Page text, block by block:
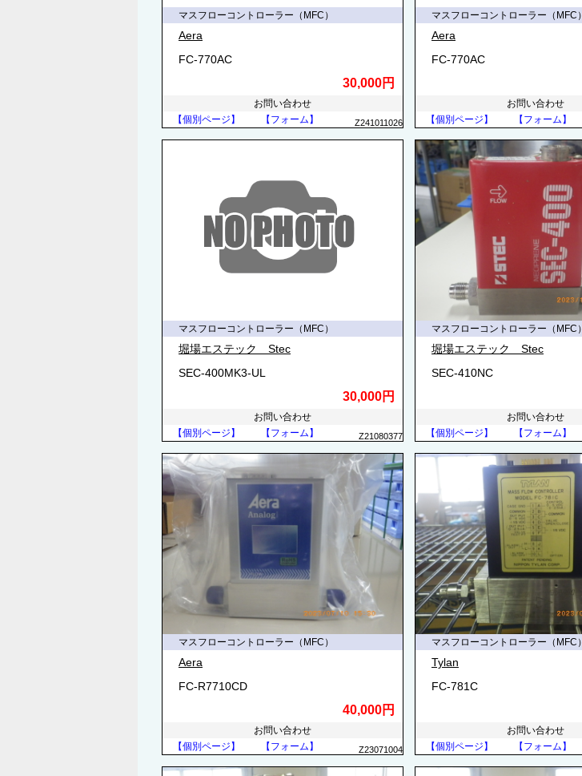
マスフローコントローラー（MFC）
Aera
FC-770AC
30,000円
お問い合わせ
【個別ページ】
【フォーム】 Z241011026
マスフローコントローラー（MFC）
Aera
FC-770AC
お問い合わせ
【個別ページ】
【フォーム】
マスフローコントローラー（MFC）
堀場エステック Stec
SEC-400MK3-UL
30,000円
お問い合わせ
【個別ページ】
【フォーム】 Z21080377
マスフローコントローラー（MFC）
堀場エステック Stec
SEC-410NC
お問い合わせ
【個別ページ】
【フォーム】
マスフローコントローラー（MFC）
Aera
FC-R7710CD
40,000円
お問い合わせ
【個別ページ】
【フォーム】 Z23071004
マスフローコントローラー（MFC）
Tylan
FC-781C
お問い合わせ
【個別ページ】
【フォーム】